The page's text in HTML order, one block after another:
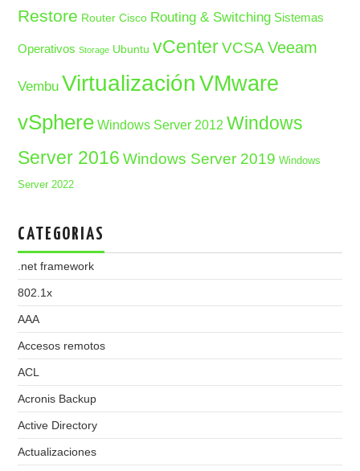
Restore Router Cisco Routing & Switching Sistemas
Operativos Storage Ubuntu vCenter VCSA Veeam
Vembu Virtualización VMware
vSphere Windows Server 2012 Windows
Server 2016 Windows Server 2019 Windows
Server 2022
CATEGORIAS
.net framework
802.1x
AAA
Accesos remotos
ACL
Acronis Backup
Active Directory
Actualizaciones